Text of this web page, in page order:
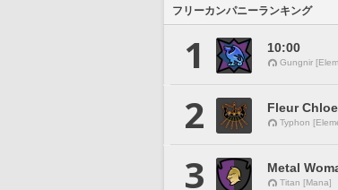
フリーカンパニーランキング
1 10:00
Gungnir
2 Fleur Chloe
Typhon
3 Metal
Titan [Mana]